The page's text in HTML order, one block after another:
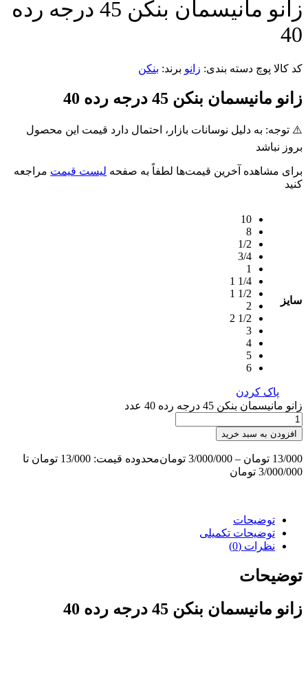
زانو مانیسمان بنکن 45 درجه رده
40
کد کالا پوچ دسته بندی: زانو برند: بنکن
زانو مانیسمان بنکن 45 درجه رده 40
⚠️ توجه: به دلیل نوسانات بازار، احتمال دارد قیمت این محصول
بروز نباشد
برای مشاهده آخرین قیمت‌ها لطفاً به صفحه لیست قیمت مراجعه
کنید
سایز
10
8
1/2
3/4
1
1/4 1
1/2 1
2
1/2 2
3
4
5
6
پاک کردن
زانو مانیسمان بنکن 45 درجه رده 40 عدد
افزودن به سبد خرید
13/000 تومان –
3/000/000 تومان
محدوده قیمت: 13/000 تومان تا
3/000/000 تومان
توضیحات
توضیحات تکمیلی
نظرات (0)
توضیحات
زانو مانیسمان بنکن 45 درجه رده 40